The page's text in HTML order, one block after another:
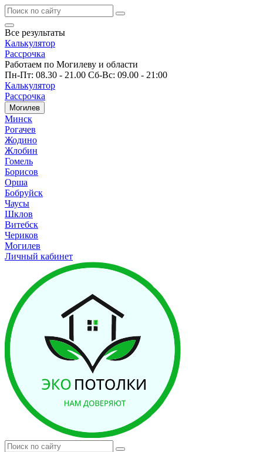
Все результаты
Калькулятор
Рассрочка
Работаем по Могилеву и области
Пн-Пт: 08.30 - 21.00 Сб-Вс: 09.00 - 21:00
Калькулятор
Рассрочка
Могилев
Минск
Рогачев
Жодино
Жлобин
Гомель
Борисов
Орша
Бобруйск
Чаусы
Шклов
Витебск
Чериков
Могилев
Личный кабинет